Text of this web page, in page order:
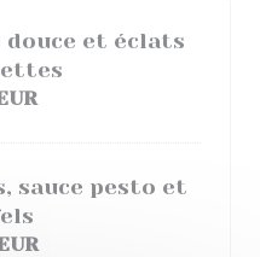
et éclats
sauce pesto et